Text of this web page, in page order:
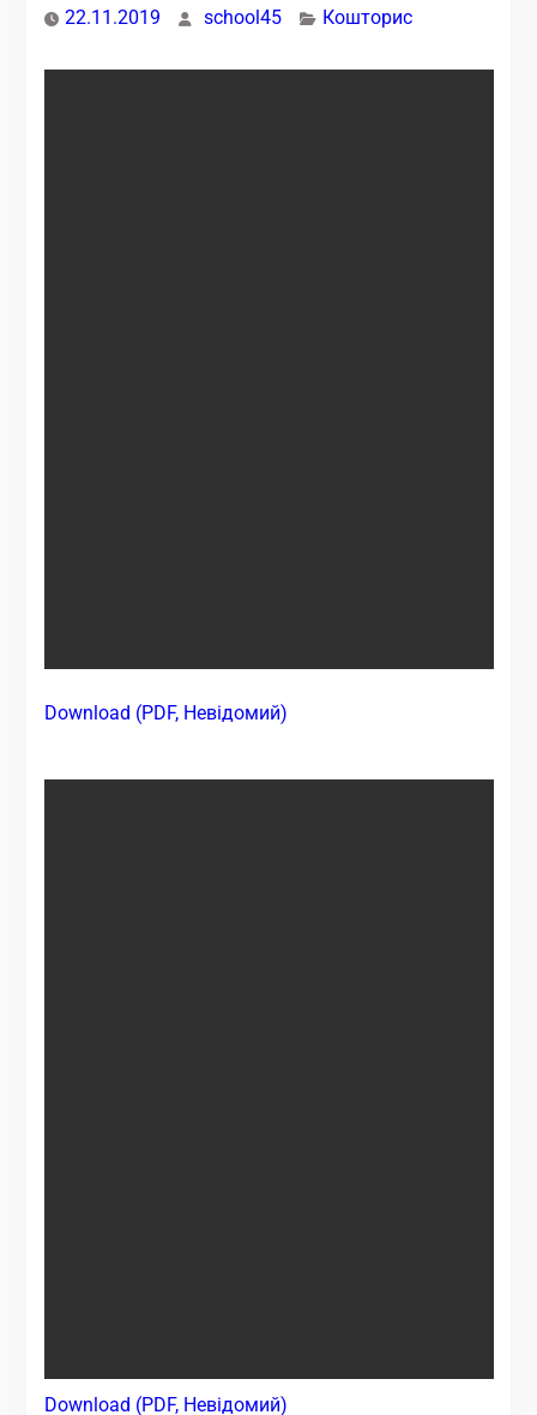
22.11.2019 school45 Кошторис
Download (PDF, Невідомий)
Download (PDF, Невідомий)